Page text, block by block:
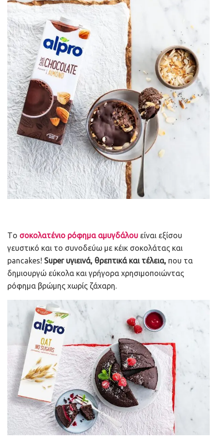
Τo σοκολατένιο ρόφημα αμυγδάλου είναι εξίσου
γευστικό και το συνοδεύω με κέικ σοκολάτας και
pancakes! Super υγιεινά, θρεπτικά και τέλεια, που τα
δημιουργώ εύκολα και γρήγορα χρησιμοποιώντας
ρόφημα βρώμης χωρίς ζάχαρη.